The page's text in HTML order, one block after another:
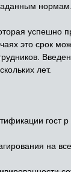
нормам.
успешно
это срок
лет.
гост
на